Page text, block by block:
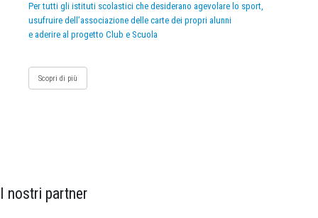
Per tutti gli istituti scolastici che desiderano agevolare lo sport,
usufruire dell’associazione delle carte dei propri alunni
e aderire al progetto Club e Scuola
Scopri di più
I nostri partner